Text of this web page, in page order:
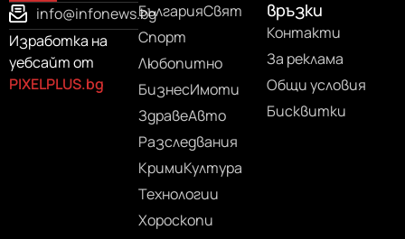
info@infonews.bg
Изработка на
уебсайт от
PIXELPLUS.bg
БългарияСвят
Спорт
Любопитно
БизнесИмоти
ЗдравеАвто
Разследвания
КримиКултура
Технологии
Хороскопи
връзки
Контакти
За реклама
Общи условия
Бисквитки